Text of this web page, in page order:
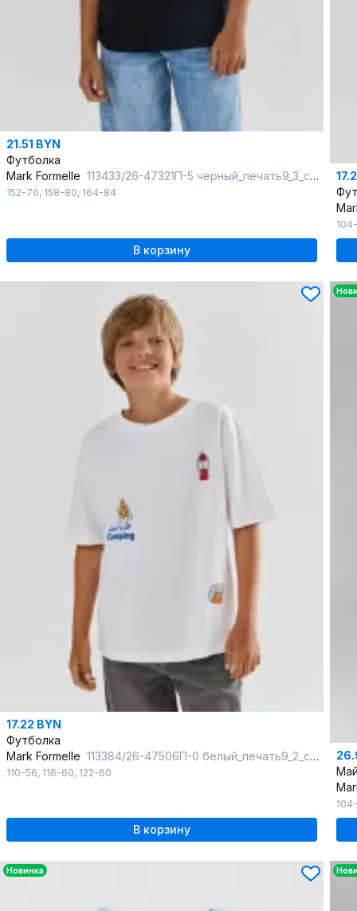
21.51 BYN
Футболка
Mark Formelle 113433/26-47321П-5 черный_печать9_3_сл_на_пол
152-76, 158-80, 164-84
В корзину
17.22 BYN
Футболка
Mark Formelle 113384/26-47506П-0 белый_печать9_2_сл_на_пол_2_сл_на_пол_3_сл_на_спанк
110-56, 116-60, 122-60
В корзину
Новинка